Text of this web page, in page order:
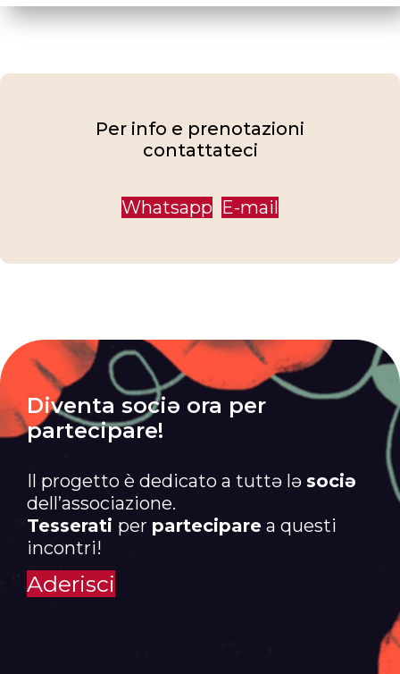
Per info e prenotazioni
contattateci
Whatsapp E-mail
Diventa sociə ora per
partecipare!
Il progetto è dedicato a tuttə lə sociə
dell’associazione.
Tesserati per partecipare a questi
incontri!
Aderisci